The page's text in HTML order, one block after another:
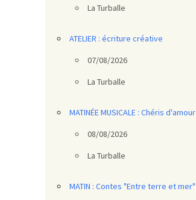
La Turballe
ATELIER : écriture créative
07/08/2026
La Turballe
MATINÉE MUSICALE : Chéris d'amour
08/08/2026
La Turballe
MATIN : Contes "Entre terre et mer"